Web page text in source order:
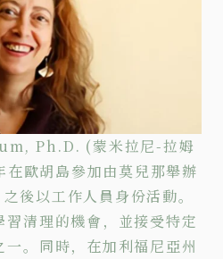
Ph.D. (蒙米拉尼-拉姆
歐胡島參加由莫兒那舉辦
後以工作人員身份活動。
清理的機會，並接受特定
。同時，在加利福尼亞州